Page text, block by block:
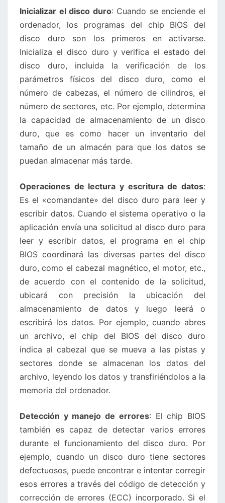
Inicializar el disco duro: Cuando se enciende el
ordenador, los programas del chip BIOS del
disco duro son los primeros en activarse.
Inicializa el disco duro y verifica el estado del
disco duro, incluida la verificación de los
parámetros físicos del disco duro, como el
número de cabezas, el número de cilindros, el
número de sectores, etc. Por ejemplo, determina
la capacidad de almacenamiento de un disco
duro, que es como hacer un inventario del
tamaño de un almacén para que los datos se
puedan almacenar más tarde.
Operaciones de lectura y escritura de datos:
Es el «comandante» del disco duro para leer y
escribir datos. Cuando el sistema operativo o la
aplicación envía una solicitud al disco duro para
leer y escribir datos, el programa en el chip
BIOS coordinará las diversas partes del disco
duro, como el cabezal magnético, el motor, etc.,
de acuerdo con el contenido de la solicitud,
ubicará con precisión la ubicación del
almacenamiento de datos y luego leerá o
escribirá los datos. Por ejemplo, cuando abres
un archivo, el chip del BIOS del disco duro
indica al cabezal que se mueva a las pistas y
sectores donde se almacenan los datos del
archivo, leyendo los datos y transfiriéndolos a la
memoria del ordenador.
Detección y manejo de errores: El chip BIOS
también es capaz de detectar varios errores
durante el funcionamiento del disco duro. Por
ejemplo, cuando un disco duro tiene sectores
defectuosos, puede encontrar e intentar corregir
esos errores a través del código de detección y
corrección de errores (ECC) incorporado. Si el